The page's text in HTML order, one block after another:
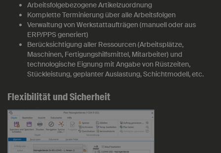
Arbeitsfolgebezogene Artikelzuordnung
Komplette Terminierung über alle Arbeitsfolgen
Verwaltung von Werkstattaufträgen (manuell oder aus
ERP/PPS generiert)
Berücksichtigung aller Ressourcen (Arbeitsplätze,
Maschinen, Fertigungshilfsmittel, Mitarbeiter) und
technologische Eignung mit Angabe von Rüstzeiten,
Stückleistung, geplanter Auslastung, Schichtmodell, etc.
Flexibilität und Sicherheit